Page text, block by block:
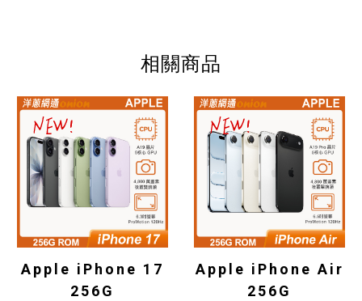
相關商品
Apple iPhone 17
256G
Apple iPhone Air
256G